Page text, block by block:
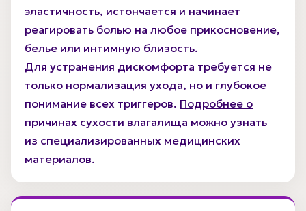
эластичность, истончается и начинает
реагировать болью на любое прикосновение,
белье или интимную близость.
Для устранения дискомфорта требуется не
только нормализация ухода, но и глубокое
понимание всех триггеров. Подробнее о
причинах сухости влагалища можно узнать
из специализированных медицинских
материалов.